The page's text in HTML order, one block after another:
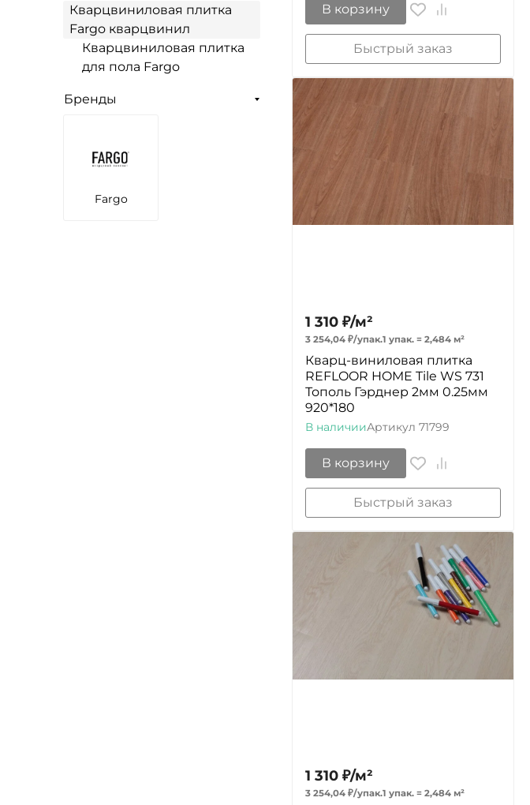
Кварцвиниловая плитка
Fargo кварцвинил
Кварцвиниловая плитка
для пола Fargo
Бренды
Fargo
В корзину
Быстрый заказ
1 310 ₽/м²
3 254,04 ₽/упак.1 упак. = 2,484 м²
Кварц-виниловая плитка
REFLOOR HOME Tile WS 731
Тополь Гэрднер 2мм 0.25мм
920*180
В наличииАртикул 71799
В корзину
Быстрый заказ
1 310 ₽/м²
3 254,04 ₽/упак.1 упак. = 2,484 м²